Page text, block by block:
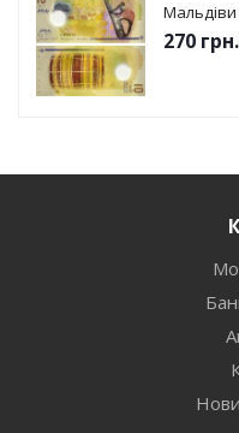
Мальдіви
270 грн.